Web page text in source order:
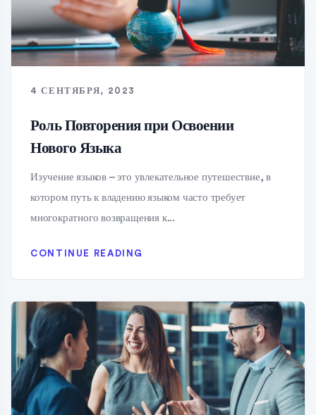
4 СЕНТЯБРЯ, 2023
Роль Повторения при Освоении
Нового Языка
Изучение языков – это увлекательное путешествие, в
котором путь к владению языком часто требует
многократного возвращения к...
CONTINUE READING